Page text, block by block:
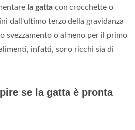
la gatta con crocchette o
dall'ultimo terzo della gravidanza
svezzamento o almeno per il primo
infatti, sono ricchi sia di
se la gatta è pronta